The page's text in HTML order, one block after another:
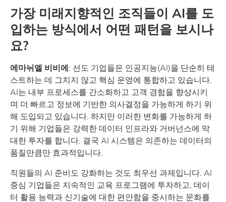
가장 미래지향적인 조직들이 AI를 도
입하는 방식에서 어떤 패턴을 보시나
요?
에마뉘엘 비비에: 선도 기업들은 인공지능(AI)을 단순히 테
스트하는 데 그치지 않고 핵심 운영에 통합하고 있습니다.
AI는 내부 프로세스를 간소화하고 고객 경험을 향상시키
며 더 빠르고 정보에 기반한 의사결정을 가능하게 하기 위
해 도입되고 있습니다. 하지만 이러한 변화를 가능하게 하
기 위해 기업들은 강력한 데이터 인프라와 거버넌스에 막
대한 투자를 합니다. 결국 AI 시스템은 의존하는 데이터의
품질만큼만 효과적입니다.
직원들의 AI 준비도 강화하는 것도 최우선 과제입니다. AI
중심 기업들은 지속적인 교육 프로그램에 투자하고, 데이
터 활용 능력과 신기술에 대한 편안함을 중시하는 문화를